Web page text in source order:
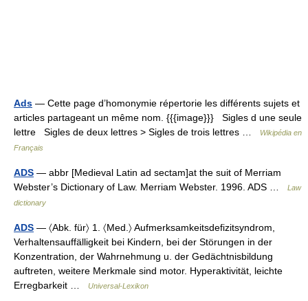
Ads — Cette page d’homonymie répertorie les différents sujets et
articles partageant un même nom. {{{image}}} Sigles d une seule
lettre Sigles de deux lettres > Sigles de trois lettres …
Wikipédia en
Français
ADS — abbr [Medieval Latin ad sectam]at the suit of Merriam
Webster’s Dictionary of Law. Merriam Webster. 1996. ADS …
Law
dictionary
ADS — 〈Abk. für〉 1. 〈Med.〉 Aufmerksamkeitsdefizitsyndrom,
Verhaltensauffälligkeit bei Kindern, bei der Störungen in der
Konzentration, der Wahrnehmung u. der Gedächtnisbildung
auftreten, weitere Merkmale sind motor. Hyperaktivität, leichte
Erregbarkeit …
Universal-Lexikon